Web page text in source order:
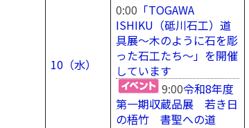
10（水）
0:00 「TOGAWA
ISHIKU（砥川石工）道
具展～木のように石を彫
った石工たち～」を開催
しています
9:00令和8年度
第一期収蔵品展 若き日
の梧竹 書聖への道